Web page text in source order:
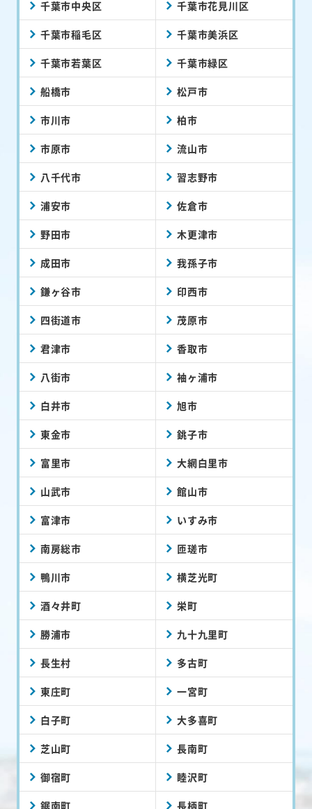
千葉市中央区 千葉市花見川区
千葉市稲毛区 千葉市美浜区
千葉市若葉区 千葉市緑区
船橋市 松戸市
市川市 柏市
市原市 流山市
八千代市 習志野市
浦安市 佐倉市
野田市 木更津市
成田市 我孫子市
鎌ヶ谷市 印西市
四街道市 茂原市
君津市 香取市
八街市 袖ヶ浦市
白井市 旭市
東金市 銚子市
富里市 大網白里市
山武市 館山市
富津市 いすみ市
南房総市 匝瑳市
鴨川市 横芝光町
酒々井町 栄町
勝浦市 九十九里町
長生村 多古町
東庄町 一宮町
白子町 大多喜町
芝山町 長南町
御宿町 睦沢町
鋸南町 長柄町